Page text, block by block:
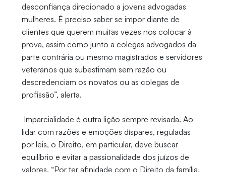
desconfiança direcionado a jovens advogadas
mulheres. É preciso saber se impor diante de
clientes que querem muitas vezes nos colocar à
prova, assim como junto a colegas advogados da
parte contrária ou mesmo magistrados e servidores
veteranos que subestimam sem razão ou
descredenciam os novatos ou as colegas de
profissão”, alerta.
Imparcialidade é outra lição sempre revisada. Ao
lidar com razões e emoções díspares, reguladas
por leis, o Direito, em particular, deve buscar
equilíbrio e evitar a passionalidade dos juízos de
valores. “Por ter afinidade com o Direito da família,